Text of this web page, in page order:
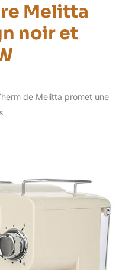
Melitta
noir et
de Melitta promet une